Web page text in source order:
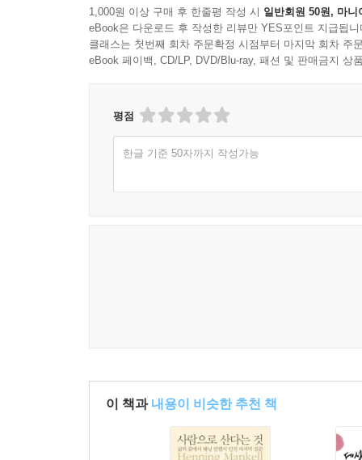
우리가 새집에서 가슴이 설레는 이유
상징의 공포
귀여워야 살아남는다
1,000원 이상 구매 후 한줄평 작성 시 일반회원 50원, 마니
eBook은 다운로드 후 작성한 리뷰만 YES포인트 지급됩니
클래스는 첫번째 회차 주문확정 시점부터 마지막 회차 주
eBook 페이백, CD/LP, DVD/Blu-ray, 패션 및 판매금지 상
평점
한글 기준 50자까지 작성가능
이 책과 내용이 비슷한 추천 책